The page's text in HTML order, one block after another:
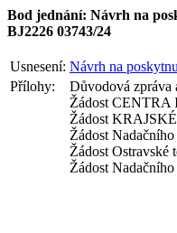
Bod jednání: Návrh na
BJ2226 03743/24
Usnesení: Návrh na
Přílohy:
Důvodová zpráva
Žádost
Žádost
Žádost
Žádost Ostravské
Žádost